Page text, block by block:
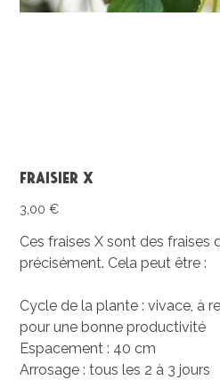
Fraisier X
3,00 €
Ces fraises X sont des fraises
précisément. Cela peut être :
Cycle de la plante : vivace, à
pour une bonne productivité
Espacement : 40 cm
Arrosage : tous les 2 à 3 jours